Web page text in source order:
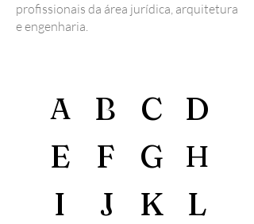
profissionais da área jurídica, arquitetura
e engenharia.
A
E
I
B
F
J
C
G
K
D
H
L